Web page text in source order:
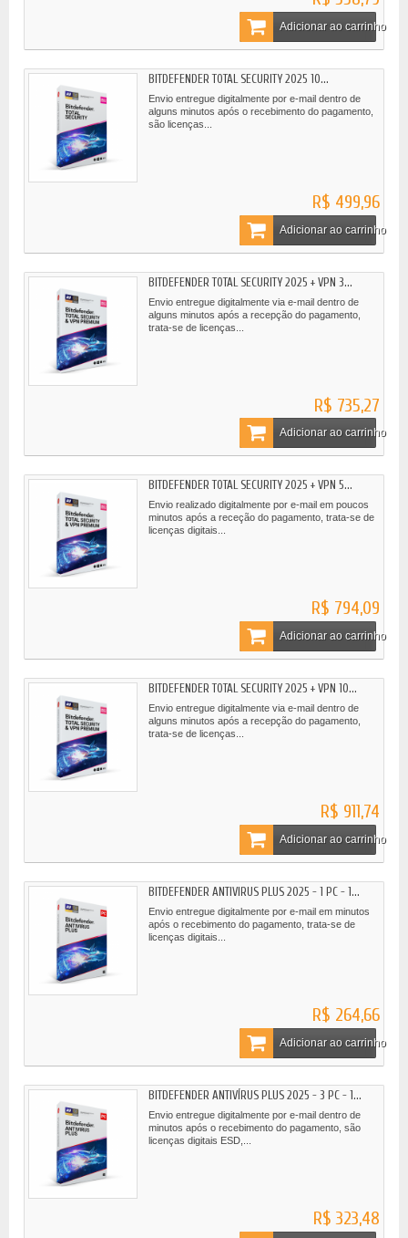
Adicionar ao carrinho
BITDEFENDER TOTAL SECURITY 2025 10...
Envio entregue digitalmente por e-mail dentro de
alguns minutos após o recebimento do pagamento,
são licenças...
R$ 499,96
Adicionar ao carrinho
BITDEFENDER TOTAL SECURITY 2025 + VPN 3...
Envio entregue digitalmente via e-mail dentro de
alguns minutos após a recepção do pagamento,
trata-se de licenças...
R$ 735,27
Adicionar ao carrinho
BITDEFENDER TOTAL SECURITY 2025 + VPN 5...
Envio realizado digitalmente por e-mail em poucos
minutos após a receção do pagamento, trata-se de
licenças digitais...
R$ 794,09
Adicionar ao carrinho
BITDEFENDER TOTAL SECURITY 2025 + VPN 10...
Envio entregue digitalmente via e-mail dentro de
alguns minutos após a recepção do pagamento,
trata-se de licenças...
R$ 911,74
Adicionar ao carrinho
BITDEFENDER ANTIVIRUS PLUS 2025 - 1 PC - 1...
Envio entregue digitalmente por e-mail em minutos
após o recebimento do pagamento, trata-se de
licenças digitais...
R$ 264,66
Adicionar ao carrinho
BITDEFENDER ANTIVÍRUS PLUS 2025 - 3 PC - 1...
Envio entregue digitalmente por e-mail dentro de
minutos após o recebimento do pagamento, são
licenças digitais ESD,...
R$ 323,48